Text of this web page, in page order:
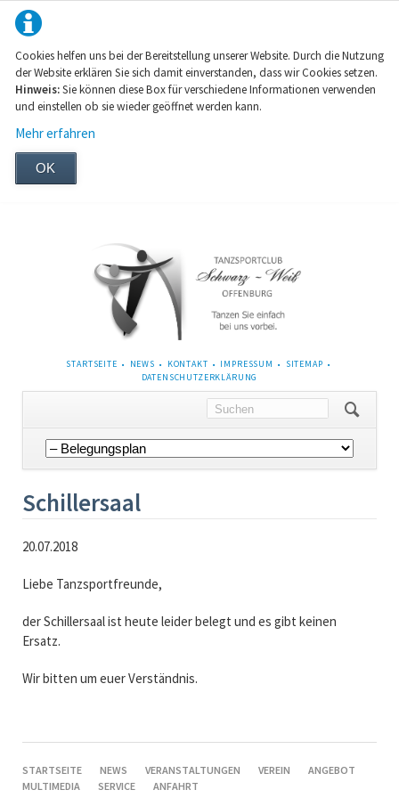
Cookies helfen uns bei der Bereitstellung unserer Website. Durch die Nutzung
der Website erklären Sie sich damit einverstanden, dass wir Cookies setzen.
Hinweis:Sie können diese Box für verschiedene Informationen verwenden
und einstellen ob sie wieder geöffnet werden kann.
Mehr erfahren
OK
NAVIGATION
STARTSEITE NEWS KONTAKT IMPRESSUM
SITEMAP
DATENSCHUTZERKLÄRUNG
Navigation
überspringen
Schillersaal
20.07.2018
Liebe Tanzsportfreunde,
der Schillersaal ist heute leider belegt und es gibt keinen
Ersatz.
Wir bitten um euer Verständnis.
NAVIGATION
ÜBERSPRINGEN
STARTSEITE NEWS VERANSTALTUNGEN VEREIN
ANGEBOT
MULTIMEDIA
SERVICE ANFAHRT